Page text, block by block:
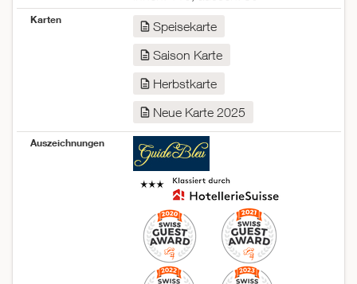
Mittwoch
06:30–23:00
06:30–23:00
06:30–23:00
geschlossen
Karten
Speisekarte
Saison Karte
Herbstkarte
Neue Karte 2025
Auszeichnungen